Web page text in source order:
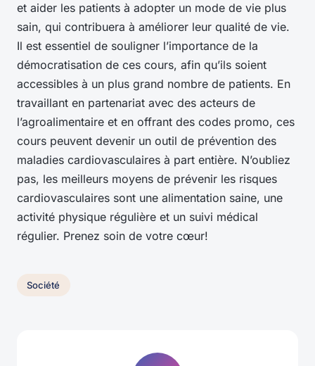
et aider les patients à adopter un mode de vie plus
sain, qui contribuera à améliorer leur qualité de vie.
Il est essentiel de souligner l’importance de la
démocratisation de ces cours, afin qu’ils soient
accessibles à un plus grand nombre de patients. En
travaillant en partenariat avec des acteurs de
l’agroalimentaire et en offrant des codes promo, ces
cours peuvent devenir un outil de prévention des
maladies cardiovasculaires à part entière. N’oubliez
pas, les meilleurs moyens de prévenir les risques
cardiovasculaires sont une alimentation saine, une
activité physique régulière et un suivi médical
régulier. Prenez soin de votre cœur!
Société